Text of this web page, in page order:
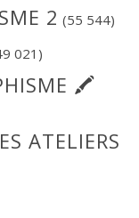
2 (55 544)
021)
🖍
ATELIERS